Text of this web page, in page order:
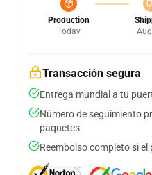
Production
Today
Transacción segura
Entrega mundial a tu
Número de seguimiento
paquetes
Reembolso completo si